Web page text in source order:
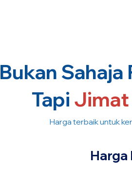
Bukan
Tapi Jimat
Harga terbaik untuk
Harga